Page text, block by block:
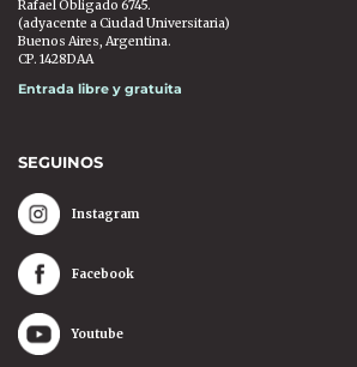
Rafael Obligado 6745.
(adyacente a Ciudad Universitaria)
Buenos Aires, Argentina.
CP. 1428DAA
Entrada libre y gratuita
SEGUINOS
Instagram
Facebook
Youtube